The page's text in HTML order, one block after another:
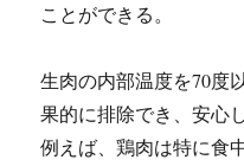
ことができる。
生肉の内部温度を70度
果的に排除でき、安心
例えば、鶏肉は特に食